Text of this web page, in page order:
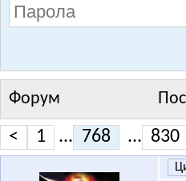
Форум
< 1 ... 768 ... 830